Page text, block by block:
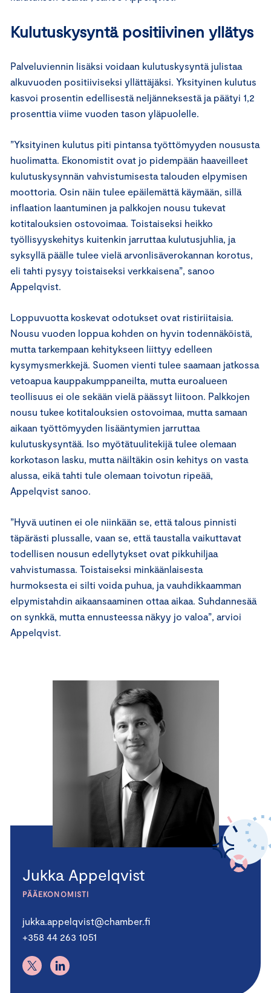
Kulutuskysyntä positiivinen yllätys
Palveluviennin lisäksi voidaan kulutuskysyntä julistaa
alkuvuoden positiiviseksi yllättäjäksi. Yksityinen kulutus
kasvoi prosentin edellisestä neljänneksestä ja päätyi 1,2
prosenttia viime vuoden tason yläpuolelle.
”Yksityinen kulutus piti pintansa työttömyyden noususta
huolimatta. Ekonomistit ovat jo pidempään haaveilleet
kulutuskysynnän vahvistumisesta talouden elpymisen
moottoria. Osin näin tulee epäilemättä käymään, sillä
inflaation laantuminen ja palkkojen nousu tukevat
kotitalouksien ostovoimaa. Toistaiseksi heikko
työllisyyskehitys kuitenkin jarruttaa kulutusjuhlia, ja
syksyllä päälle tulee vielä arvonlisäverokannan korotus,
eli tahti pysyy toistaiseksi verkkaisena”, sanoo
Appelqvist.
Loppuvuotta koskevat odotukset ovat ristiriitaisia.
Nousu vuoden loppua kohden on hyvin todennäköistä,
mutta tarkempaan kehitykseen liittyy edelleen
kysymysmerkkejä. Suomen vienti tulee saamaan jatkossa
vetoapua kauppakumppaneilta, mutta euroalueen
teollisuus ei ole sekään vielä päässyt liitoon. Palkkojen
nousu tukee kotitalouksien ostovoimaa, mutta samaan
aikaan työttömyyden lisääntymien jarruttaa
kulutuskysyntää. Iso myötätuulitekijä tulee olemaan
korkotason lasku, mutta näiltäkin osin kehitys on vasta
alussa, eikä tahti tule olemaan toivotun ripeää,
Appelqvist sanoo.
”Hyvä uutinen ei ole niinkään se, että talous pinnisti
täpärästi plussalle, vaan se, että taustalla vaikuttavat
todellisen nousun edellytykset ovat pikkuhiljaa
vahvistumassa. Toistaiseksi minkäänlaisesta
hurmoksesta ei silti voida puhua, ja vauhdikkaamman
elpymistahdin aikaansaaminen ottaa aikaa. Suhdannesää
on synkkä, mutta ennusteessa näkyy jo valoa”, arvioi
Appelqvist.
Jukka Appelqvist
PÄÄEKONOMISTI
jukka.appelqvist@chamber.fi
+358 44 263 1051